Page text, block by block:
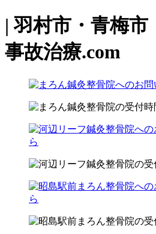
| 羽村市・青梅市
事故治療.com